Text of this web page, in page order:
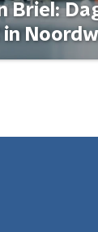
Briel:
in